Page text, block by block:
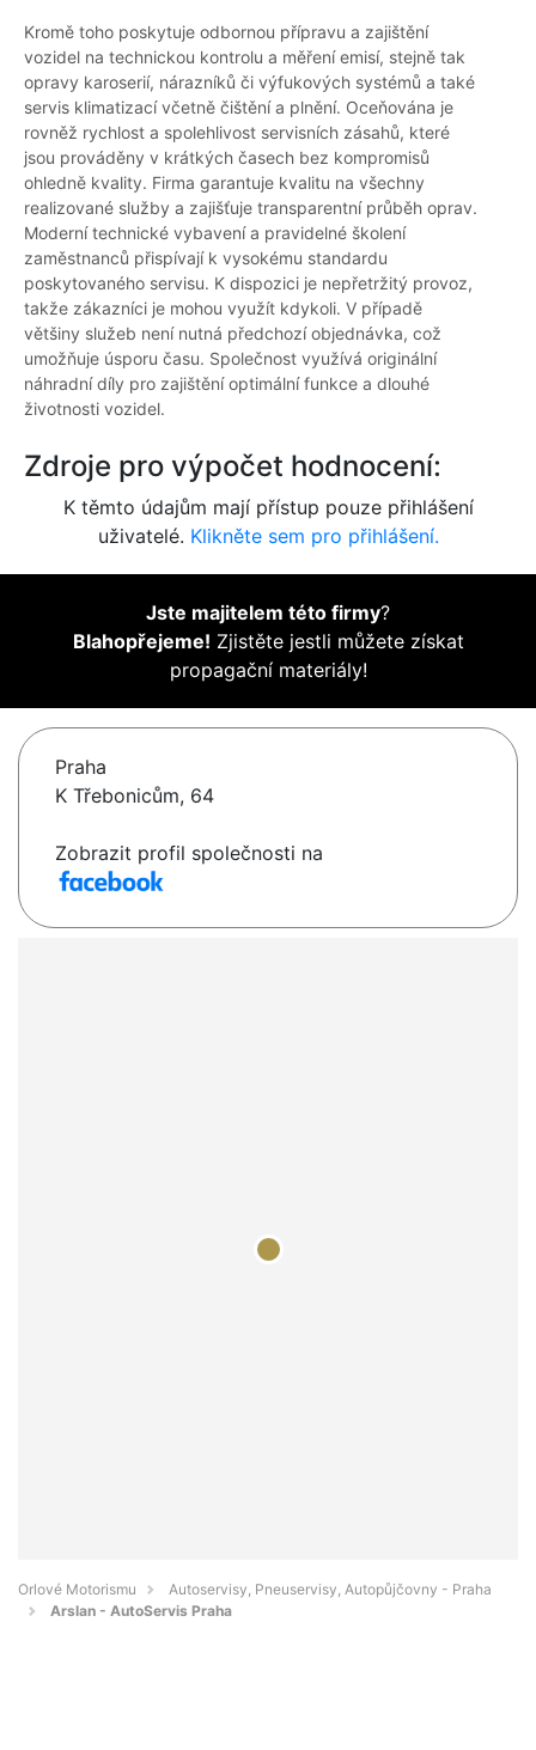
Kromě toho poskytuje odbornou přípravu a zajištění
vozidel na technickou kontrolu a měření emisí, stejně tak
opravy karoserií, nárazníků či výfukových systémů a také
servis klimatizací včetně čištění a plnění. Oceňována je
rovněž rychlost a spolehlivost servisních zásahů, které
jsou prováděny v krátkých časech bez kompromisů
ohledně kvality. Firma garantuje kvalitu na všechny
realizované služby a zajišťuje transparentní průběh oprav.
Moderní technické vybavení a pravidelné školení
zaměstnanců přispívají k vysokému standardu
poskytovaného servisu. K dispozici je nepřetržitý provoz,
takže zákazníci je mohou využít kdykoli. V případě
většiny služeb není nutná předchozí objednávka, což
umožňuje úsporu času. Společnost využívá originální
náhradní díly pro zajištění optimální funkce a dlouhé
životnosti vozidel.
Zdroje pro výpočet hodnocení:
K těmto údajům mají přístup pouze přihlášení
uživatelé. Klikněte sem pro přihlášení.
Jste majitelem této firmy?
Blahopřejeme! Zjistěte jestli můžete získat
propagační materiály!
Praha
K Třebonicům, 64
Zobrazit profil společnosti na
Orlové Motorismu
Autoservisy, Pneuservisy, Autopůjčovny - Praha
Arslan - AutoServis Praha